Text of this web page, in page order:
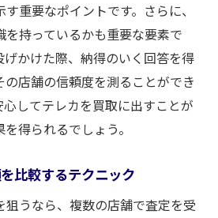
重要なポイントです。さらに、
持っているかも重要な要素で
げかけた際、納得のいく回答を得
の店舗の信頼度を測ることができ
心してテレカを買取に出すことが
得られるでしょう。
比較するテクニック
狙うなら、複数の店舗で査定を受